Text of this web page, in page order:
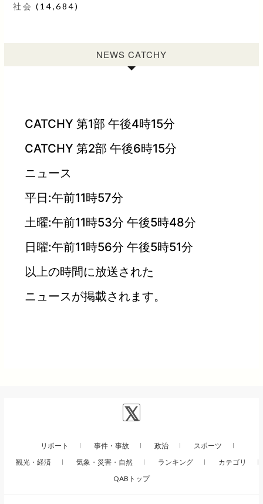
社会 (14,684)
NEWS CATCHY
CATCHY 第1部 午後4時15分
CATCHY 第2部 午後6時15分
ニュース
平日:午前11時57分
土曜:午前11時53分 午後5時48分
日曜:午前11時56分 午後5時51分
以上の時間に放送された
ニュースが掲載されます。
リポート 事件・事故 政治
スポーツ
観光・経済
気象・災害・自然 ランキング
カテゴリ
QABトップ